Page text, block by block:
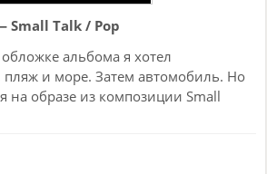
Talk / Pop
альбома я хотел
пляж и море. Затем автомобиль. Но
на образе из композиции Small